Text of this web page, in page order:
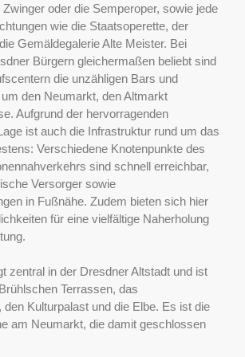
oder die Semperoper, sowie jede
wie die Staatsoperette, der
Gemäldegalerie Alte Meister. Bei
Bürgern gleichermaßen beliebt sind
die unzähligen Bars und
den Neumarkt, den Altmarkt
Aufgrund der hervorragenden
ist auch die Infrastruktur rund um das
Verschiedene Knotenpunkte des
sind schnell erreichbar,
Versorger sowie
in Fußnähe. Zudem bieten sich hier
für eine vielfältige Naherholung
zentral in der Dresdner Altstadt und ist
Terrassen, das
Kulturpalast und die Elbe. Es ist die
am Neumarkt, die damit geschlossen